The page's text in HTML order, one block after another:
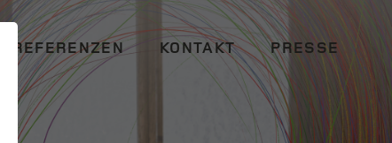
REFERENZEN KONTAKT PRESSE